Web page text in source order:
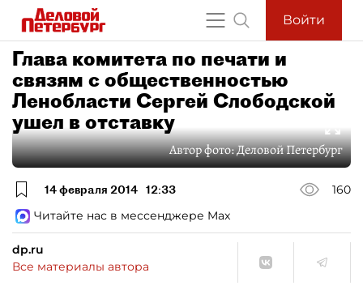
Войти
Глава комитета по печати и
связям с общественностью
Ленобласти Сергей Слободской
ушел в отставку
Автор фото:Деловой Петербург
14 февраля 2014 12:33
160
Читайте нас в мессенджере Max
dp.ru
Все материалы автора